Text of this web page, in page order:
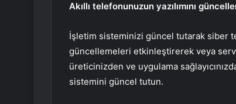
Akıllı telefonunuzun yazılımını
İşletim sisteminizi güncel tutarak siber
güncellemeleri etkinleştirerek veya
üreticinizden ve uygulama
sistemini güncel tutun.